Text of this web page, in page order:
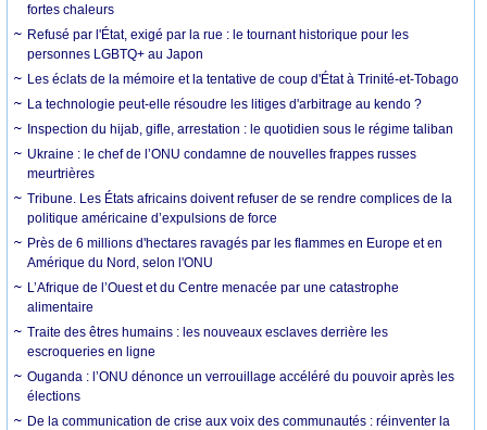
fortes chaleurs
Refusé par l'État, exigé par la rue : le tournant historique pour les
personnes LGBTQ+ au Japon
Les éclats de la mémoire et la tentative de coup d'État à Trinité-et-Tobago
La technologie peut-elle résoudre les litiges d'arbitrage au kendo ?
Inspection du hijab, gifle, arrestation : le quotidien sous le régime taliban
Ukraine : le chef de l’ONU condamne de nouvelles frappes russes
meurtrières
Tribune. Les États africains doivent refuser de se rendre complices de la
politique américaine d’expulsions de force
Près de 6 millions d'hectares ravagés par les flammes en Europe et en
Amérique du Nord, selon l'ONU
L’Afrique de l’Ouest et du Centre menacée par une catastrophe
alimentaire
Traite des êtres humains : les nouveaux esclaves derrière les
escroqueries en ligne
Ouganda : l’ONU dénonce un verrouillage accéléré du pouvoir après les
élections
De la communication de crise aux voix des communautés : réinventer la